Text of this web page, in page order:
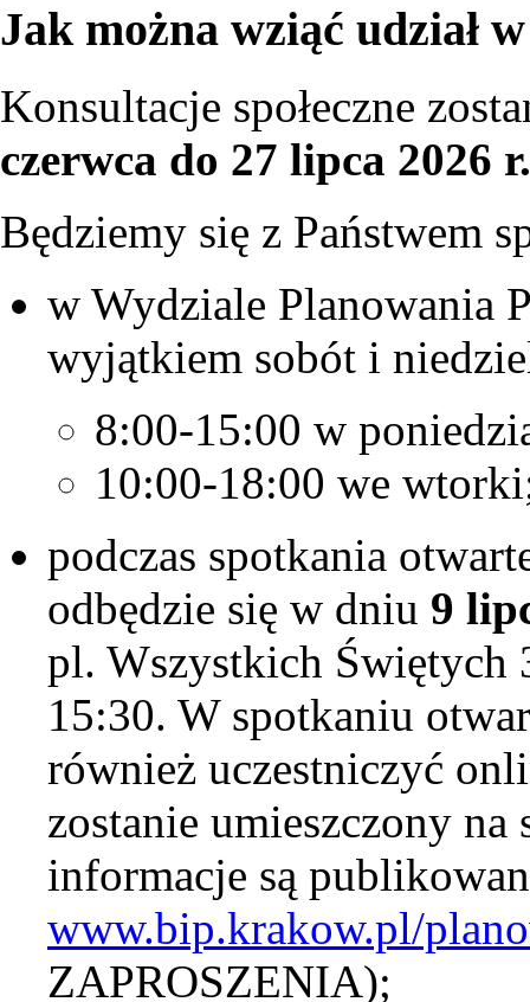
Jak można wziąć udział
Konsultacje społeczne
czerwca do 27 lipca 2026 r.
Będziemy się z Państwem
w Wydziale Planowania
wyjątkiem sobót i
8:00-15:00 w
10:00-18:00 we
podczas spotkania
odbędzie się w dniu 9
pl. Wszystkich Świętych
15:30. W spotkaniu
również uczestniczyć
zostanie umieszczony na
informacje są
www.bip.krakow.pl/
ZAPROSZENIA);